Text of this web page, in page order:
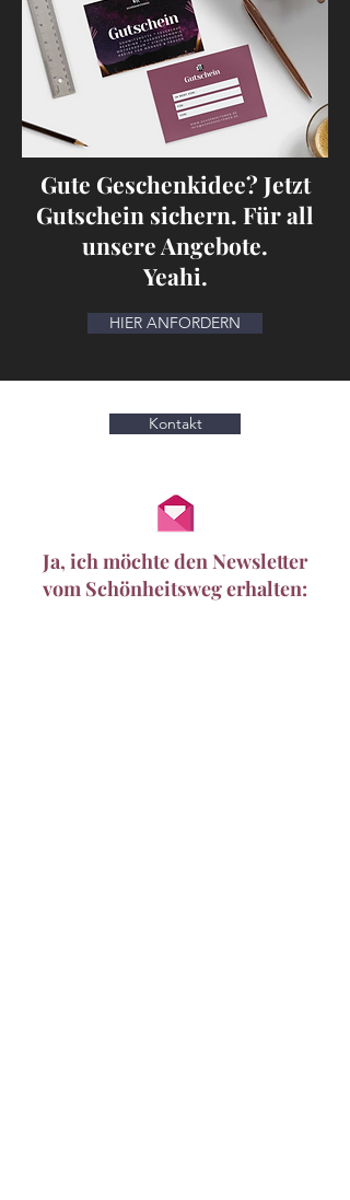
Gute Geschenkidee? Jetzt
Gutschein sichern. Für all
unsere Angebote.
Yeahi.
HIER ANFORDERN
Kontakt
Ja, ich möchte den Newsletter
vom Schönheitsweg erhalten: